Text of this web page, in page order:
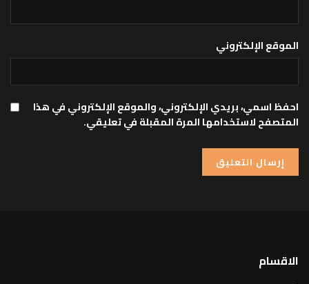
الموقع الإلكتروني
احفظ اسمي، بريدي الإلكتروني، والموقع الإلكتروني في هذا
المتصفح لاستخدامها المرة المقبلة في تعليقي.
الاقسام